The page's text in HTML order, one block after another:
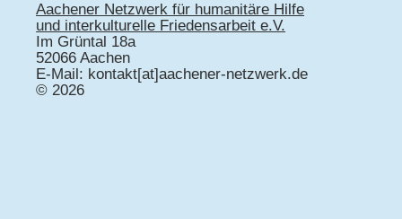
Aachener Netzwerk für humanitäre Hilfe
und interkulturelle Friedensarbeit e.V.
Im Grüntal 18a
52066 Aachen
E-Mail: kontakt[at]aachener-netzwerk.de
© 2026